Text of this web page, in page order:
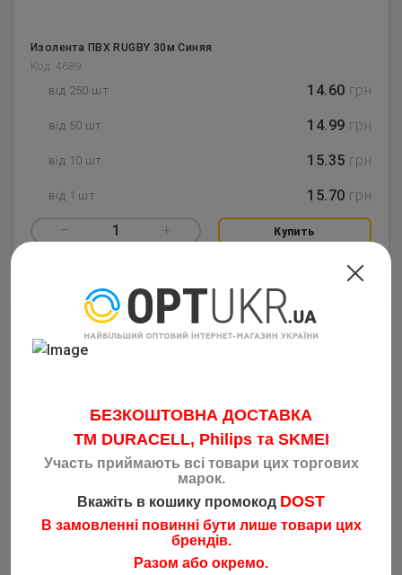
Изолента ПВХ RUGBY 30м Синяя
Код: 4689
від 250 шт 14.60 грн
від 50 шт 14.99 грн
від 10 шт 15.35 грн
від 1 шт 15.70 грн
– 1 + Купить
Изолента ПВХ RUGBY 30м Цветная ассорти
від 250 шт 14.60 грн
БЕЗКОШТОВНА ДОСТАВКА
TM DURACELL, Philips та SKMEI
Участь приймають всі товари цих торгових
марок.
Вкажіть в кошику промокод DOST
В замовленні повинні бути лише товари цих
брендів.
Разом або окремо.